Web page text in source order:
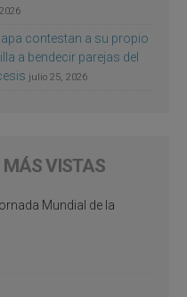
contestan a su propio
a bendecir parejas del
julio 25, 2026
MÁS VISTAS
Mundial de la